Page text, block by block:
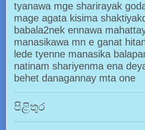
tyanawa mge sharirayak
mage agata kisima
babala2nek ennawa
manasikawa mn e ganat
lede tyenne manasika
natinam shariyenma ena
behet danagannay mta one
පිළිතුර